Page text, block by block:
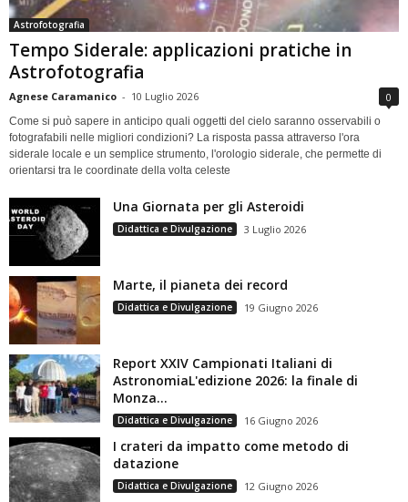
Astrofotografia
Tempo Siderale: applicazioni pratiche in
Astrofotografia
Agnese Caramanico - 10 Luglio 2026 0
Come si può sapere in anticipo quali oggetti del cielo saranno osservabili o
fotografabili nelle migliori condizioni? La risposta passa attraverso l'ora
siderale locale e un semplice strumento, l'orologio siderale, che permette di
orientarsi tra le coordinate della volta celeste
Una Giornata per gli Asteroidi
Didattica e Divulgazione 3 Luglio 2026
Marte, il pianeta dei record
Didattica e Divulgazione 19 Giugno 2026
Report XXIV Campionati Italiani di
AstronomiaL'edizione 2026: la finale di
Monza...
Didattica e Divulgazione 16 Giugno 2026
I crateri da impatto come metodo di
datazione
Didattica e Divulgazione 12 Giugno 2026